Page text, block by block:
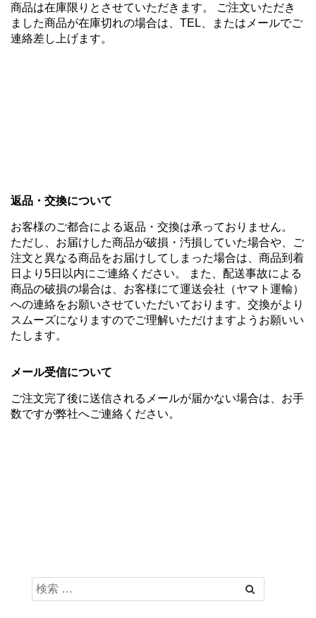
商品は在庫限りとさせていただきます。 ご注文いただき
ました商品が在庫切れの場合は、TEL、またはメールでご
連絡差し上げます。
返品・交換について
お客様のご都合による返品・交換は承っておりません。
ただし、お届けした商品が破損・汚損していた場合や、ご
注文と異なる商品をお届けしてしまった場合は、商品到着
日より5日以内にご連絡ください。 また、配送事故による
商品の破損の場合は、お客様にて運送会社（ヤマト運輸）
への連絡をお願いさせていただいております。交換がより
スムーズになりますのでご理解いただけますようお願いい
たします。
メール受信について
ご注文完了後に送信されるメールが届かない場合は、お手
数ですが弊社へご連絡ください。